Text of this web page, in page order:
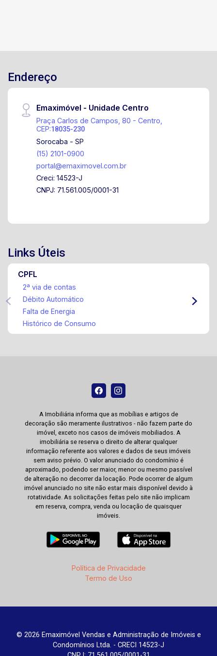
iluminados e com acabamento impecável Um
verdadeiro refúgio de conforto e sofisticação no
encantar com cada detalhe deste apartamento
incrível!
Endereço
Emaximóvel - Unidade Centro
Praça Carlos de Campos, 80 - Centro,
CEP:18035-230
Sorocaba - SP
(15) 2101-0900
portal@emaximovel.com.br
Creci: 14523-J
CNPJ: 71.561.005/0001-31
Links Úteis
CPFL
2ª via de contas
Débito Automático
Falta de Energia
Histórico de Consumo
A Imobiliária informa que as mobílias e artigos de
decoração são meramente ilustrativos - não fazem parte do
imóvel, exceto nos casos de imóveis mobiliados. A
imobiliária se reserva o direito de alterar qualquer
informação referente aos valores e dados de seus imóveis
sem aviso prévio. O valor anunciado do condomínio é
aproximado, podendo ser maior, menor ou mesmo passível
de alteração no decorrer da locação. Pode ocorrer de algum
imóvel anunciado no site não estar mais disponível devido à
rotatividade. As solicitações feitas pelo site não implicam
em reserva, compra, venda ou locação de quaisquer
imóveis.
Política de Privacidade
Termo de Uso
© 2026 Emaximóvel Vendas e Administração de Imóveis e
Condomínios Ltda. - CRECI 14523-J